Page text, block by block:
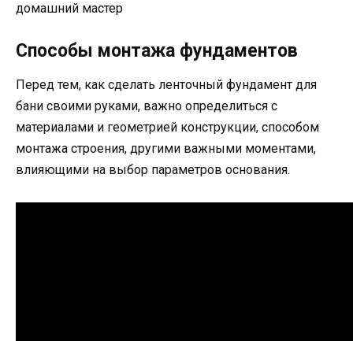
домашний мастер
Способы монтажа фундаментов
Перед тем, как сделать ленточный фундамент для
бани своими руками, важно определиться с
материалами и геометрией конструкции, способом
монтажа строения, другими важными моментами,
влияющими на выбор параметров основания.